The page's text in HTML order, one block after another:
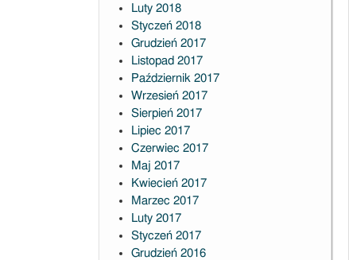
Luty 2018
Styczeń 2018
Grudzień 2017
Listopad 2017
Październik 2017
Wrzesień 2017
Sierpień 2017
Lipiec 2017
Czerwiec 2017
Maj 2017
Kwiecień 2017
Marzec 2017
Luty 2017
Styczeń 2017
Grudzień 2016